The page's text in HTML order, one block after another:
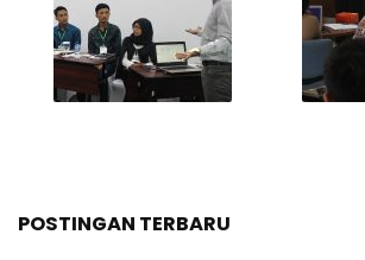
POSTINGAN TERBARU